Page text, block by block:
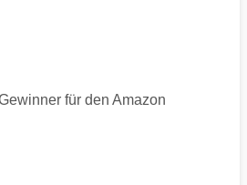
für den Amazon